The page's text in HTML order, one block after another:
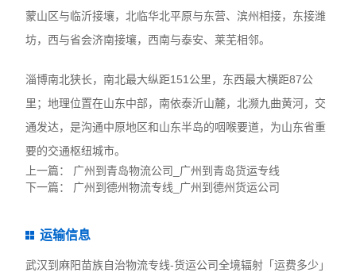
蒙山区与临沂接壤，北临华北平原与东营、滨州相接，东接潍
坊，西与省会济南接壤，西南与泰安、莱芜相邻。
淄博南北狭长，南北最大纵距151公里，东西最大横距87公
里；地理位置在山东中部，南依泰沂山麓，北濒九曲黄河，交
通发达，是沟通中原地区和山东半岛的咽喉要道，为山东省重
要的交通枢纽城市。
上一篇： 广州到青岛物流公司_广州到青岛货运专线
下一篇： 广州到德州物流专线_广州到德州货运公司
运输信息
武汉到麻阳苗族自治物流专线-货运公司全境辐射「运费多少」